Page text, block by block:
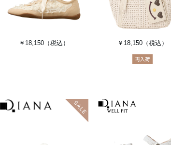
￥18,150 （税込） ￥18,150 （税込）